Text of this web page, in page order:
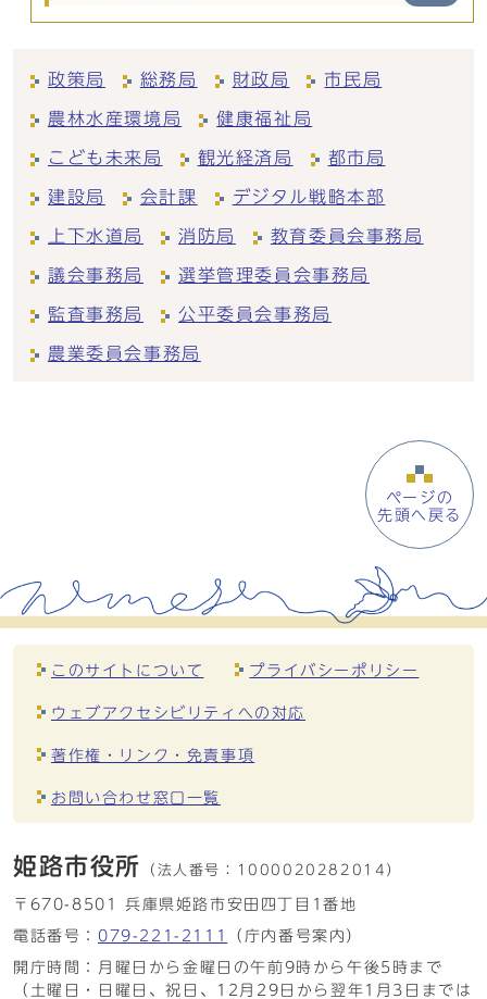
政策局 総務局 財政局 市民局
農林水産環境局 健康福祉局
こども未来局 観光経済局 都市局
建設局 会計課 デジタル戦略本部
上下水道局 消防局 教育委員会事務局
議会事務局 選挙管理委員会事務局
監査事務局 公平委員会事務局
農業委員会事務局
ページの
先頭へ戻る
このサイトについて プライバシーポリシー
ウェブアクセシビリティへの対応
著作権・リンク・免責事項
お問い合わせ窓口一覧
姫路市役所 （法人番号： 1000020282014）
〒670-8501 兵庫県姫路市安田四丁目1番地
電話番号： 079-221-2111
（庁内番号案内）
開庁時間：月曜日から金曜日の午前9時から午後5時まで
（土曜日・日曜日、祝日、12月29日から翌年1月3日までは